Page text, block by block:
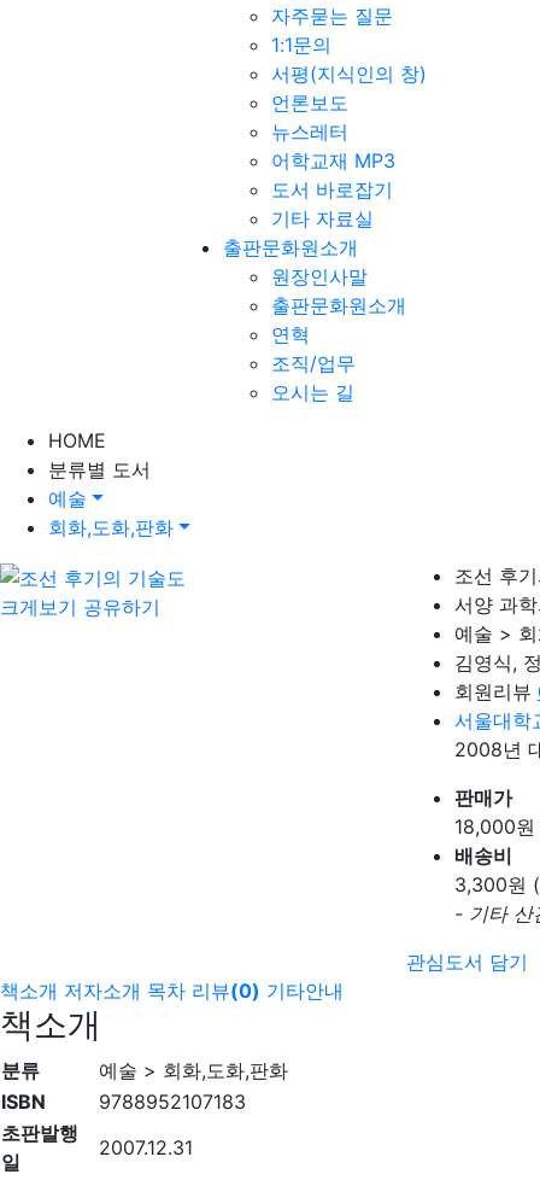
자주묻는 질문
1:1문의
서평(지식인의 창)
언론보도
뉴스레터
어학교재 MP3
도서 바로잡기
기타 자료실
출판문화원소개
원장인사말
출판문화원소개
연혁
조직/업무
오시는 길
HOME
분류별 도서
예술
회화,도화,판화
크게보기 공유하기
조선 후
서양 과
예술 >
김영식,
회원리뷰
서울대학
2008년
판매가
18,000원
배송비
3,300원
- 기타 산
관심도서 담기
책소개 저자소개 목차 리뷰(0) 기타안내
책소개
분류
예술 > 회화,도화,판화
ISBN
9788952107183
초판발행
일
2007.12.31